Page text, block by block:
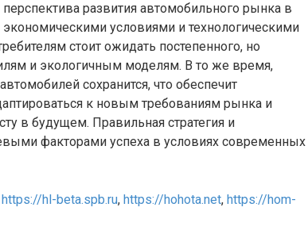
развития автомобильного рынка в
условиями и технологическими
стоит ожидать постепенного, но
и экологичным моделям. В то же время,
сохранится, что обеспечит
к новым требованиям рынка и
в будущем. Правильная стратегия и
факторами успеха в условиях современных
https://hl-beta.spb.ru, https://hohota.net, https://hom-